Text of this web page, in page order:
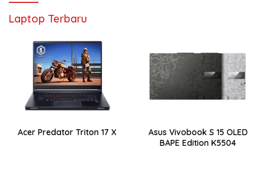
Laptop Terbaru
Acer Predator Triton 17 X
Asus Vivobook S 15 OLED
BAPE Edition K5504